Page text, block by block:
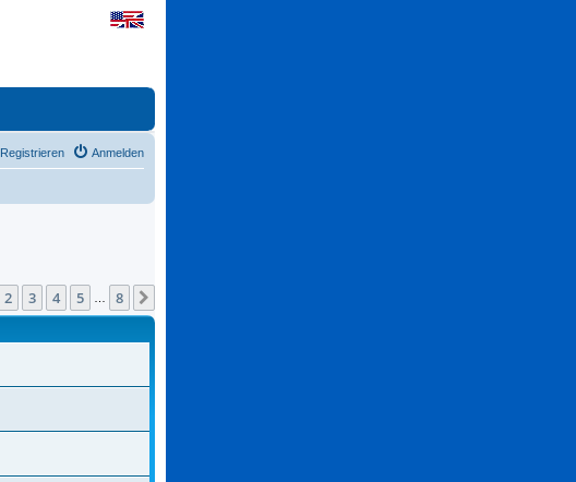
Anmelden
Registrieren
von8
2 3 4 5 8